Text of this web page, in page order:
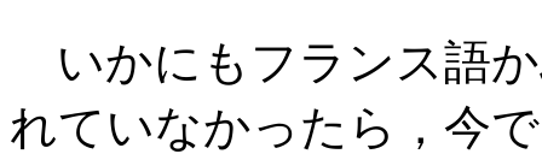
いかにもフランス語
れていなかったら，今